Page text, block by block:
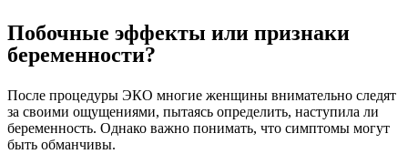
Побочные эффекты или признаки
беременности?
После процедуры ЭКО многие женщины внимательно следят
за своими ощущениями, пытаясь определить, наступила ли
беременность. Однако важно понимать, что симптомы могут
быть обманчивы.